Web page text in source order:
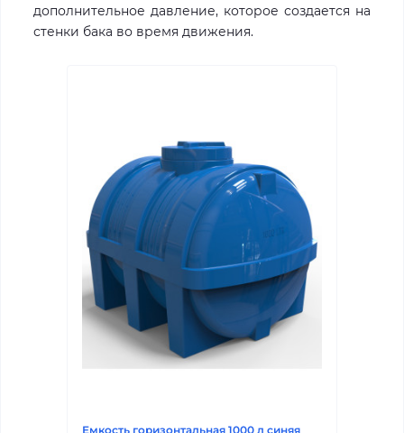
дополнительное давление, которое создается на
стенки бака во время движения.
Емкость горизонтальная 1000 л синяя